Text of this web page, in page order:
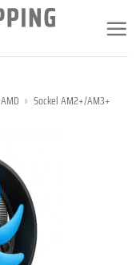
AMD » Sockel AM2+/AM3+